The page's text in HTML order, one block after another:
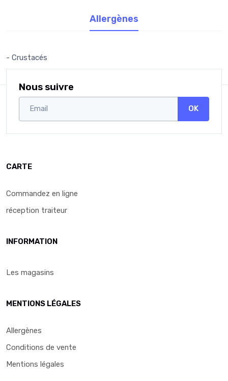
Allergènes
- Crustacés
Nous suivre
OK
CARTE
Commandez en ligne
réception traiteur
INFORMATION
Les magasins
MENTIONS LÉGALES
Allergènes
Conditions de vente
Mentions légales